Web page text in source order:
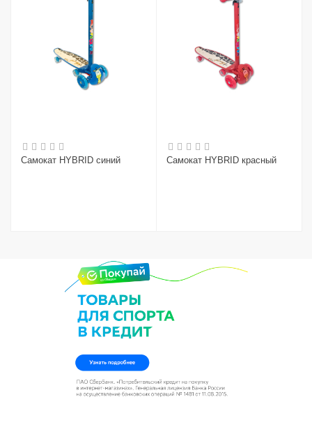
Самокат HYBRID синий Самокат HYBRID красный